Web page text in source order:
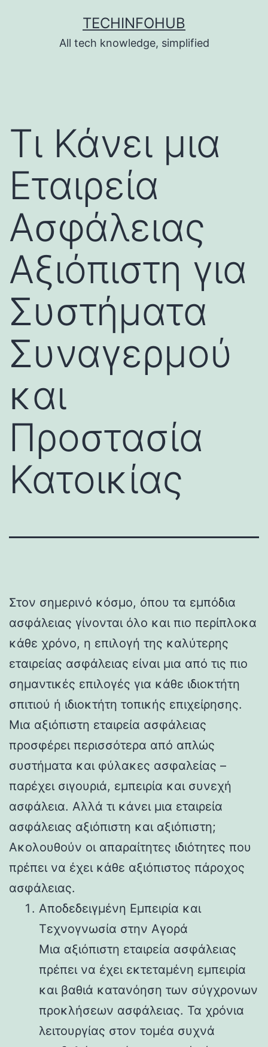
TECHINFOHUB
All tech knowledge, simplified
Τι Κάνει μια
Εταιρεία
Ασφάλειας
Αξιόπιστη για
Συστήματα
Συναγερμού
και
Προστασία
Κατοικίας
Στον σημερινό κόσμο, όπου τα εμπόδια
ασφάλειας γίνονται όλο και πιο περίπλοκα
κάθε χρόνο, η επιλογή της καλύτερης
εταιρείας ασφάλειας είναι μια από τις πιο
σημαντικές επιλογές για κάθε ιδιοκτήτη
σπιτιού ή ιδιοκτήτη τοπικής επιχείρησης.
Μια αξιόπιστη εταιρεία ασφάλειας
προσφέρει περισσότερα από απλώς
συστήματα και φύλακες ασφαλείας –
παρέχει σιγουριά, εμπειρία και συνεχή
ασφάλεια. Αλλά τι κάνει μια εταιρεία
ασφάλειας αξιόπιστη και αξιόπιστη;
Ακολουθούν οι απαραίτητες ιδιότητες που
πρέπει να έχει κάθε αξιόπιστος πάροχος
ασφάλειας.
Αποδεδειγμένη Εμπειρία και
Τεχνογνωσία στην Αγορά
Μια αξιόπιστη εταιρεία ασφάλειας
πρέπει να έχει εκτεταμένη εμπειρία
και βαθιά κατανόηση των σύγχρονων
προκλήσεων ασφάλειας. Τα χρόνια
λειτουργίας στον τομέα συχνά